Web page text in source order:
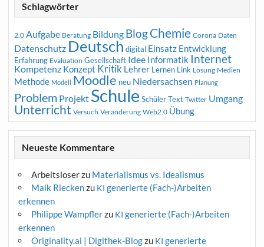
Schlagwörter
2.0 Aufgabe Beratung Bildung BlogChemie Corona Daten
Datenschutz Deutsch digital Einsatz Entwicklung
Erfahrung Evaluation Gesellschaft Idee Informatik Internet
Kompetenz Konzept Kritik Lehrer Lernen Link Lösung Medien
Methode Modell Moodle neu Niedersachsen Planung
Problem Projekt Schule Schüler Text Twitter Umgang
Unterricht Versuch Veränderung Web2.0 Übung
Neueste Kommentare
Arbeitsloserzu Materialismus vs. Idealismus
Maik Rieckenzu KI generierte (Fach-)Arbeiten
erkennen
Philippe Wampflerzu KI generierte (Fach-)Arbeiten
erkennen
Originality.ai | Digithek-Blogzu KI generierte